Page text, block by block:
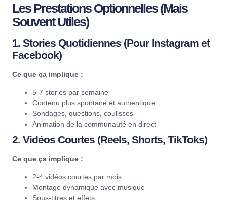
Les Prestations Optionnelles (Mais
Souvent Utiles)
1. Stories Quotidiennes (Pour Instagram et
Facebook)
Ce que ça implique :
5-7 stories par semaine
Contenu plus spontané et authentique
Sondages, questions, coulisses
Animation de la communauté en direct
2. Vidéos Courtes (Reels, Shorts, TikToks)
Ce que ça implique :
2-4 vidéos courtes par mois
Montage dynamique avec musique
Sous-titres et effets